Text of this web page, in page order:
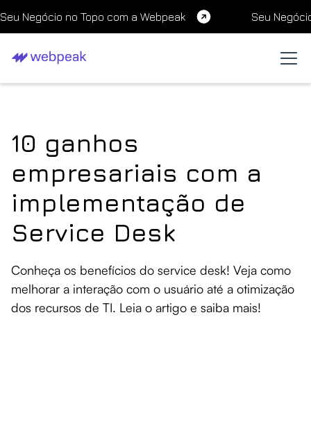
Seu Negócio no Topo com a Webpeak Seu
10 ganhos
empresariais com a
implementação de
Service Desk
Conheça os benefícios do service desk! Veja como
melhorar a interação com o usuário até a otimização
dos recursos de TI. Leia o artigo e saiba mais!